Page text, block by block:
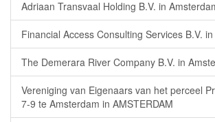
Adriaan Transvaal Holding B.V. in
Financial Access Consulting Services B.V.
The Demerara River Company B.V. in
Vereniging van Eigenaars van het perceel
7-9 te Amsterdam in AMSTERDAM